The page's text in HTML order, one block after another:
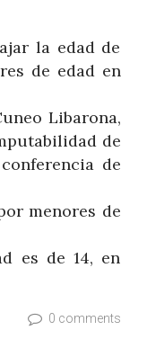
la edad de
de edad en
Libarona,
de
de
menores de
es de 14, en
0 comments